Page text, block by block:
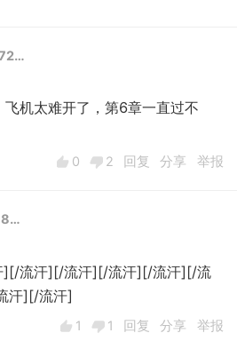
飞机太难开了，第6章一直过不
0 2 回复 分享 举报
][/流汗][/流汗][/流汗][/流汗][/流
汗][/流汗]
1 1 回复 分享 举报